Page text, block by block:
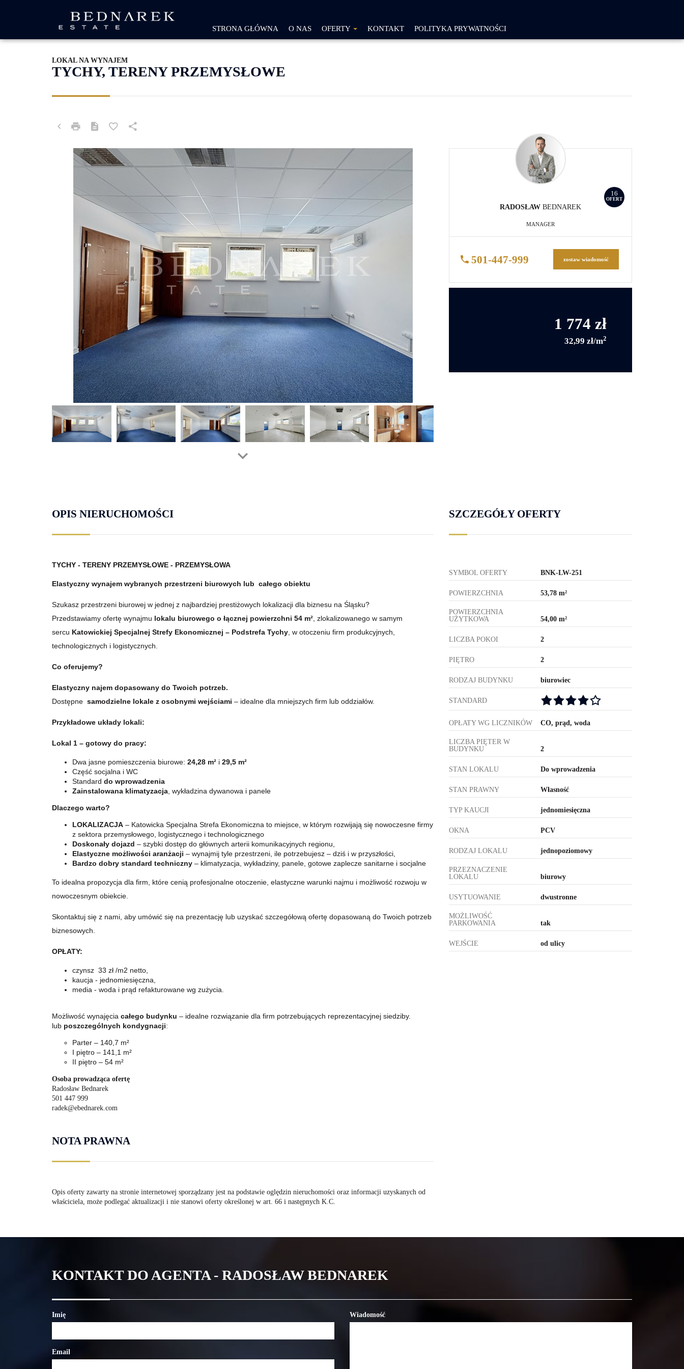
STRONA GŁÓWNA O NAS OFERTY KONTAKT POLITYKA PRYWATNOŚCI
TYCHY, TERENY PRZEMYSŁOWE
LOKAL NA WYNAJEM
16
OFERT
RADOSŁAW BEDNAREK
MANAGER
501-447-999 zostaw wiadomość
1 774 zł
32,99 zł/m2
OPIS NIERUCHOMOŚCI
TYCHY - TERENY PRZEMYSŁOWE - PRZEMYSŁOWA
Elastyczny wynajem wybranych przestrzeni biurowych lub całego obiektu
Szukasz przestrzeni biurowej w jednej z najbardziej prestiżowych lokalizacji dla biznesu na Śląsku?
Przedstawiamy ofertę wynajmu lokalu biurowego o łącznej powierzchni 54 m² , zlokalizowanego w samym
sercu Katowickiej Specjalnej Strefy Ekonomicznej – Podstrefa Tychy , w otoczeniu firm produkcyjnych,
technologicznych i logistycznych.
Co oferujemy?
Elastyczny najem dopasowany do Twoich potrzeb.
Dostępne samodzielne lokale z osobnymi wejściami – idealne dla mniejszych firm lub oddziałów.
Przykładowe układy lokali:
Lokal 1 – gotowy do pracy:
Dwa jasne pomieszczenia biurowe: 24,28 m² i 29,5 m²
Część socjalna i WC
Standard do wprowadzenia
Zainstalowana klimatyzacja , wykładzina dywanowa i panele
Dlaczego warto?
LOKALIZACJA – Katowicka Specjalna Strefa Ekonomiczna to miejsce, w którym rozwijają się nowoczesne firmy
z sektora przemysłowego, logistycznego i technologicznego
Doskonały dojazd – szybki dostęp do głównych arterii komunikacyjnych regionu,
Elastyczne możliwości aranżacji – wynajmij tyle przestrzeni, ile potrzebujesz – dziś i w przyszłości,
Bardzo dobry standard techniczny – klimatyzacja, wykładziny, panele, gotowe zaplecze sanitarne i socjalne
To idealna propozycja dla firm, które cenią profesjonalne otoczenie, elastyczne warunki najmu i możliwość rozwoju w
nowoczesnym obiekcie.
Skontaktuj się z nami, aby umówić się na prezentację lub uzyskać szczegółową ofertę dopasowaną do Twoich potrzeb
biznesowych.
OPŁATY:
czynsz 33 zł /m2 netto,
kaucja - jednomiesięczna,
media - woda i prąd refakturowane wg zużycia.
Możliwość wynajęcia całego budynku – idealne rozwiązanie dla firm potrzebujących reprezentacyjnej siedziby.
lub poszczególnych kondygnacji:
Parter – 140,7 m²
I piętro – 141,1 m²
II piętro – 54 m²
Osoba prowadząca ofertę
Radosław Bednarek
501 447 999
radek@ebednarek.com
NOTA PRAWNA
Opis oferty zawarty na stronie internetowej sporządzany jest na podstawie oględzin nieruchomości oraz informacji uzyskanych od
właściciela, może podlegać aktualizacji i nie stanowi oferty określonej w art. 66 i następnych K.C.
SZCZEGÓŁY OFERTY
SYMBOL OFERTY BNK-LW-251
POWIERZCHNIA 53,78 m²
POWIERZCHNIA
UŻYTKOWA
54,00 m²
LICZBA POKOI 2
PIĘTRO 2
RODZAJ BUDYNKU biurowiec
STANDARD
OPŁATY WG LICZNIKÓW CO, prąd, woda
LICZBA PIĘTER W
BUDYNKU
2
STAN LOKALU Do wprowadzenia
STAN PRAWNY Własność
TYP KAUCJI jednomiesięczna
OKNA PCV
RODZAJ LOKALU jednopoziomowy
PRZEZNACZENIE
LOKALU
biurowy
USYTUOWANIE dwustronne
MOŻLIWOŚĆ
PARKOWANIA
tak
WEJŚCIE od ulicy
KONTAKT DO AGENTA - RADOSŁAW BEDNAREK
Imię
Email
Wiadomość